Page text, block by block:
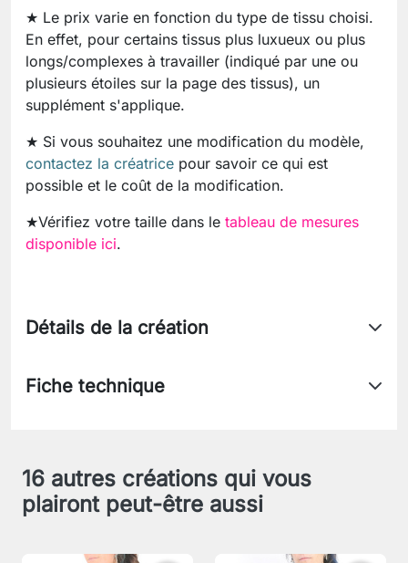
★ Le prix varie en fonction du type de tissu choisi.
En effet, pour certains tissus plus luxueux ou plus
longs/complexes à travailler (indiqué par une ou
plusieurs étoiles sur la page des tissus), un
supplément s'applique.
★ Si vous souhaitez une modification du modèle,
contactez la créatrice pour savoir ce qui est
possible et le coût de la modification.
★Vérifiez votre taille dans le tableau de mesures
disponible ici.
Détails de la création
Fiche technique
16 autres créations qui vous
plairont peut-être aussi